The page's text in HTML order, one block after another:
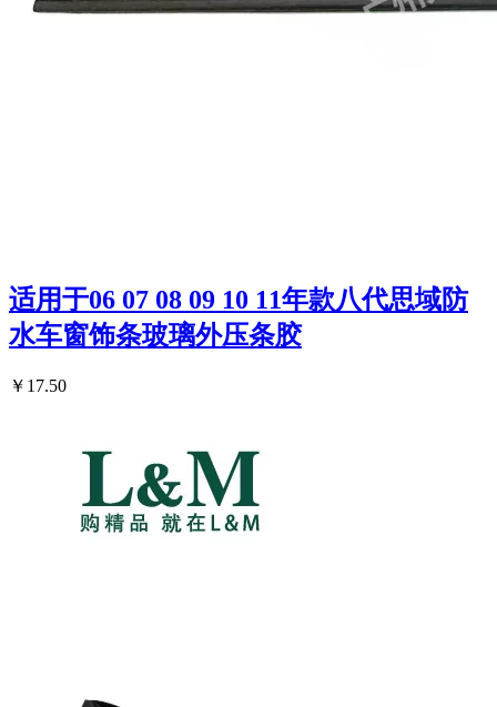
适用于06 07 08 09 10 11年款八代思域防
水车窗饰条玻璃外压条胶
￥17.50